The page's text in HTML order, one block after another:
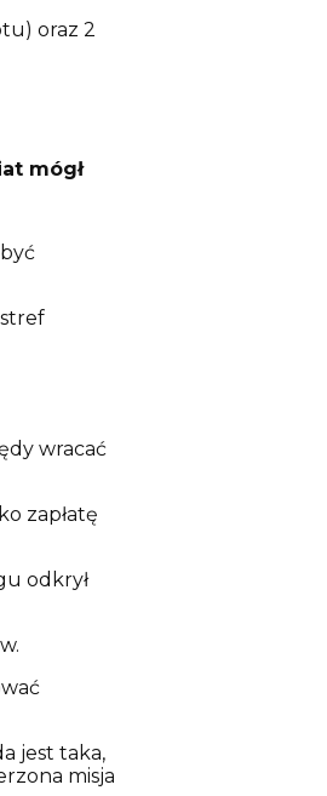
oraz 2
mógł
wracać
zapłatę
odkrył
jest taka,
misja